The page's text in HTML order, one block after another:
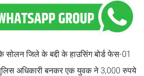
सोलन जिले के बद्दी के हाउसिंग बोर्ड फेस-01
अधिकारी बनकर एक युवक ने 3,000 रुपये